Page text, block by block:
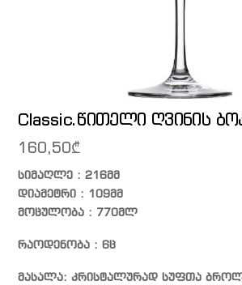
Classic.წითელი ღვინის
160,50₾
სიმაღლე : 216მმ
დიამეტრი : 109მმ
მოცულობა : 770მლ
რაოდენობა : 6ც
მასალა: კრისტალურად სუფთა